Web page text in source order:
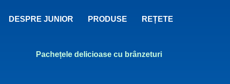
DESPRE JUNIOR PRODUSE REȚETE